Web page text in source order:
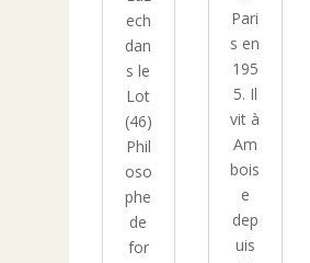
ech
dan
s le
Lot
(46)
Phil
oso
phe
de
for
Pari
s en
195
5. Il
vit à
Am
bois
e
dep
uis